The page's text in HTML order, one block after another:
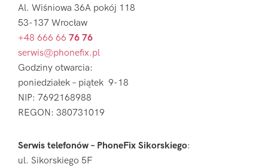
Al. Wiśniowa 36A pokój 118
53-137 Wrocław
+48 666 66 76 76
serwis@phonefix.pl
Godziny otwarcia:
poniedziałek – piątek 9-18
NIP: 7692168988
REGON: 380731019
Serwis telefonów – PhoneFix Sikorskiego:
ul. Sikorskiego 5F